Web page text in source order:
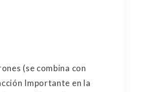
(se combina con
Importante en la